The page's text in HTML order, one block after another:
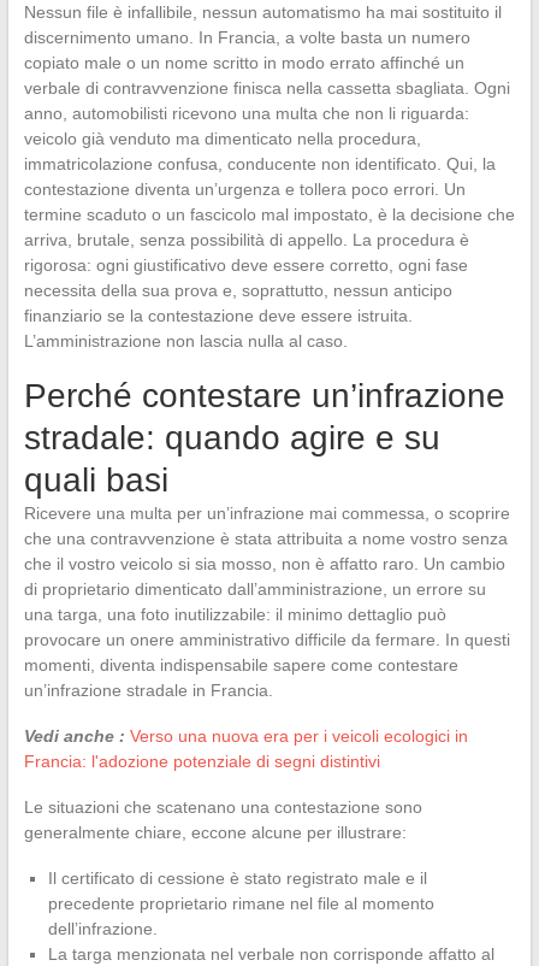
Nessun file è infallibile, nessun automatismo ha mai sostituito il
discernimento umano. In Francia, a volte basta un numero
copiato male o un nome scritto in modo errato affinché un
verbale di contravvenzione finisca nella cassetta sbagliata. Ogni
anno, automobilisti ricevono una multa che non li riguarda:
veicolo già venduto ma dimenticato nella procedura,
immatricolazione confusa, conducente non identificato. Qui, la
contestazione diventa un’urgenza e tollera poco errori. Un
termine scaduto o un fascicolo mal impostato, è la decisione che
arriva, brutale, senza possibilità di appello. La procedura è
rigorosa: ogni giustificativo deve essere corretto, ogni fase
necessita della sua prova e, soprattutto, nessun anticipo
finanziario se la contestazione deve essere istruita.
L’amministrazione non lascia nulla al caso.
Perché contestare un’infrazione
stradale: quando agire e su
quali basi
Ricevere una multa per un’infrazione mai commessa, o scoprire
che una contravvenzione è stata attribuita a nome vostro senza
che il vostro veicolo si sia mosso, non è affatto raro. Un cambio
di proprietario dimenticato dall’amministrazione, un errore su
una targa, una foto inutilizzabile: il minimo dettaglio può
provocare un onere amministrativo difficile da fermare. In questi
momenti, diventa indispensabile sapere come contestare
un’infrazione stradale in Francia.
Vedi anche : Verso una nuova era per i veicoli ecologici in
Francia: l'adozione potenziale di segni distintivi
Le situazioni che scatenano una contestazione sono
generalmente chiare, eccone alcune per illustrare:
Il certificato di cessione è stato registrato male e il
precedente proprietario rimane nel file al momento
dell’infrazione.
La targa menzionata nel verbale non corrisponde affatto al